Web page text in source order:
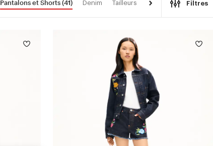
Pantalons et Shorts(41) Denim Tailleurs Kimonos Filtres